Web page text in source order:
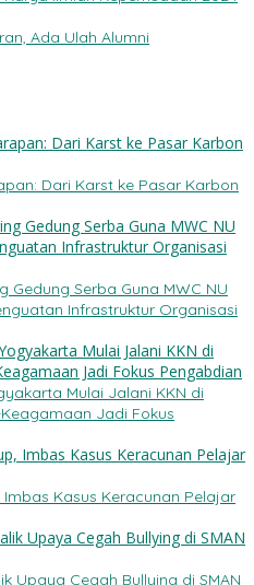
Ada Ulah Alumni
Dari Karst ke Pasar Karbon
Gedung Serba Guna MWC NU
Infrastruktur Organisasi
Mulai Jalani KKN di
Jadi Fokus
Imbas Kasus Keracunan Pelajar
Upaya Cegah Bullying di SMAN